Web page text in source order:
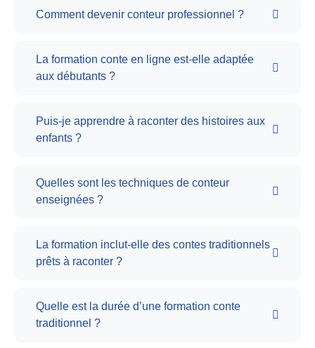
Comment devenir conteur professionnel ?
La formation conte en ligne est-elle adaptée
aux débutants ?
Puis-je apprendre à raconter des histoires aux
enfants ?
Quelles sont les techniques de conteur
enseignées ?
La formation inclut-elle des contes traditionnels
prêts à raconter ?
Quelle est la durée d’une formation conte
traditionnel ?